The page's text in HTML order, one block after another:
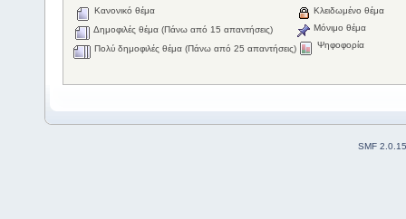
Κανονικό θέμα
Δημοφιλές θέμα (Πάνω από 15 απαντήσεις)
Πολύ δημοφιλές θέμα (Πάνω από 25 απαντήσεις)
Κλειδωμένο θέμα
Μόνιμο θέμα
Ψηφοφορία
SMF 2.0.15